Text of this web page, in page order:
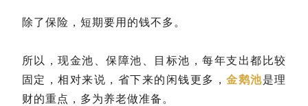
除了保险，短期要用的钱不多。
所以，现金池、保障池、目标池，每年支出都比较
固定，相对来说，省下来的闲钱更多，金鹅池是理
财的重点，多为养老做准备。